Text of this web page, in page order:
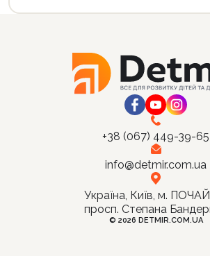
+38 (067) 449-39-65
info@detmir.com.ua
Україна, Київ, м.
просп. Степана
© 2026 DETMIR.COM.UA